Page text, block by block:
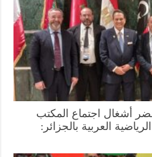
أشغال اجتماع المكتب
العربية بالجزائر: